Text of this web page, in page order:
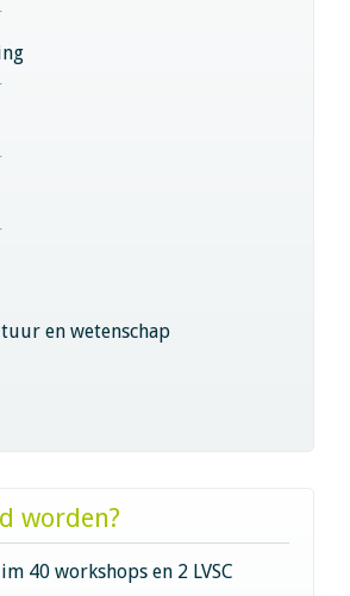
en wetenschap
worden?
40 workshops en 2 LVSC